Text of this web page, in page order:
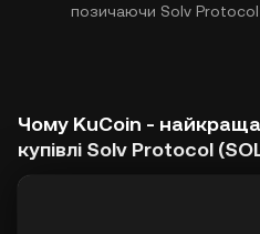
позичаючи Solv Protocol
Чому KuCoin -
купівлі Solv Protocol